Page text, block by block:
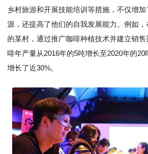
乡村旅游和开展技能培训等措施，不仅增
源，还提高了他们的自我发展能力。例如
的某村，通过推广咖啡种植技术并建立销
啡年产量从2016年的5吨增长至2020年的20
增长了近30%。